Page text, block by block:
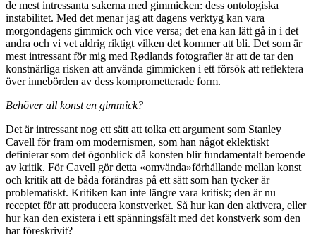
de mest intressanta sakerna med gimmicken: dess ontologiska
instabilitet. Med det menar jag att dagens verktyg kan vara
morgondagens gimmick och vice versa; det ena kan lätt gå in i det
andra och vi vet aldrig riktigt vilken det kommer att bli. Det som är
mest intressant för mig med Rødlands fotografier är att de tar den
konstnärliga risken att använda gimmicken i ett försök att reflektera
över innebörden av dess komprometterade form.
Behöver all konst en gimmick?
Det är intressant nog ett sätt att tolka ett argument som Stanley
Cavell för fram om modernismen, som han något eklektiskt
definierar som det ögonblick då konsten blir fundamentalt beroende
av kritik. För Cavell gör detta «omvända»förhållande mellan konst
och kritik att de båda förändras på ett sätt som han tycker är
problematiskt. Kritiken kan inte längre vara kritisk; den är nu
receptet för att producera konstverket. Så hur kan den aktivera, eller
hur kan den existera i ett spänningsfält med det konstverk som den
har föreskrivit?